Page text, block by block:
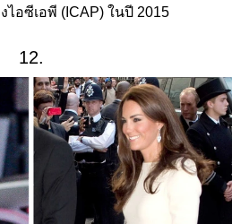
อซีเอพี (ICAP) ในปี 2015
12.